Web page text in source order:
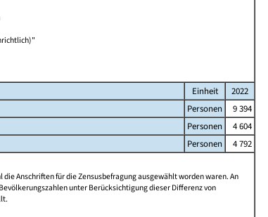
Einheit
2022
Personen
9 394
Personen
4 604
Personen
4 792
Anschriften für die Zensusbefragung ausgewählt worden waren. An
unter Berücksichtigung dieser Differenz von